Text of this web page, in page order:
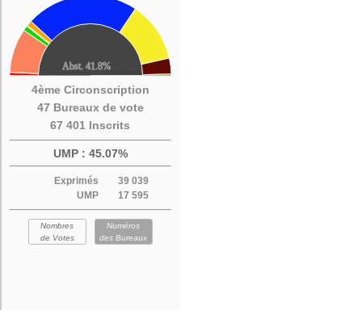
4ème Circonscription
47 Bureaux de vote
67 401 Inscrits
UMP : 45.07%
Exprimés
39 039
UMP
17 595
Nombres
de Votes
Numéros
des Bureaux